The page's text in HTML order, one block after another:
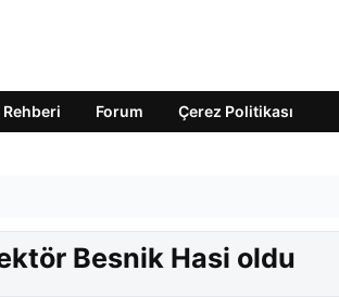
Rehberi Forum Çerez Politikası
Besnik Hasi oldu